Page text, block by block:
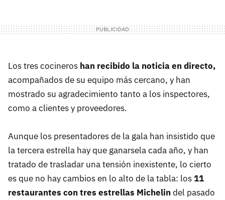
Los tres cocineros han recibido la noticia en directo,
acompañados de su equipo más cercano, y han
mostrado su agradecimiento tanto a los inspectores,
como a clientes y proveedores.
Aunque los presentadores de la gala han insistido que
la tercera estrella hay que ganarsela cada año, y han
tratado de trasladar una tensión inexistente, lo cierto
es que no hay cambios en lo alto de la tabla: los11
restaurantes con tres estrellas Michelin del pasado